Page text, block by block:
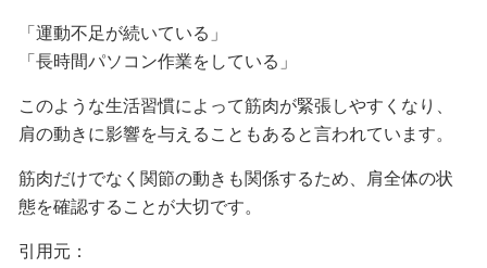
「運動不足が続いている」
「長時間パソコン作業をしている」
このような生活習慣によって筋肉が緊張しやすくなり、
肩の動きに影響を与えることもあると言われています。
筋肉だけでなく関節の動きも関係するため、肩全体の状
態を確認することが大切です。
引用元：